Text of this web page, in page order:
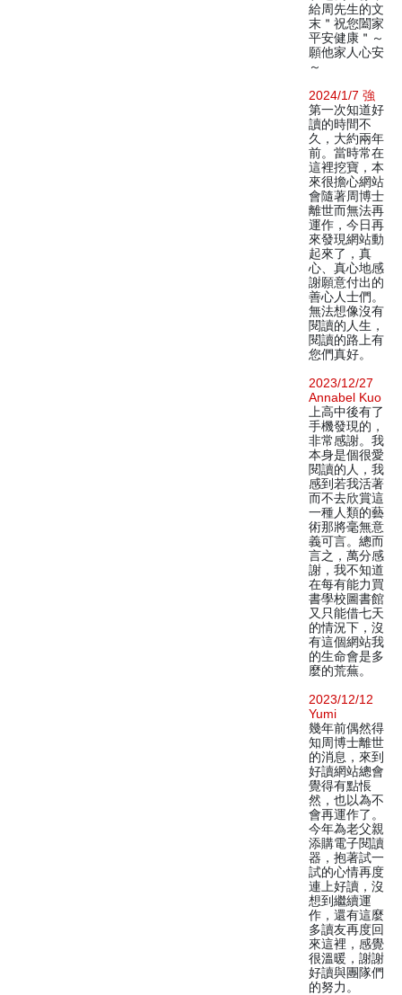
給周先生的文
末＂祝您闔家
平安健康＂～
願他家人心安
～
2024/1/7 強
第一次知道好
讀的時間不
久，大約兩年
前。當時常在
這裡挖寶，本
來很擔心網站
會隨著周博士
離世而無法再
運作，今日再
來發現網站動
起來了，真
心、真心地感
謝願意付出的
善心人士們。
無法想像沒有
閱讀的人生，
閱讀的路上有
您們真好。
2023/12/27
Annabel Kuo
上高中後有了
手機發現的，
非常感謝。我
本身是個很愛
閱讀的人，我
感到若我活著
而不去欣賞這
一種人類的藝
術那將毫無意
義可言。總而
言之，萬分感
謝，我不知道
在每有能力買
書學校圖書館
又只能借七天
的情況下，沒
有這個網站我
的生命會是多
麼的荒蕪。
2023/12/12
Yumi
幾年前偶然得
知周博士離世
的消息，來到
好讀網站總會
覺得有點悵
然，也以為不
會再運作了。
今年為老父親
添購電子閱讀
器，抱著試一
試的心情再度
連上好讀，沒
想到繼續運
作，還有這麼
多讀友再度回
來這裡，感覺
很溫暖，謝謝
好讀與團隊們
的努力。